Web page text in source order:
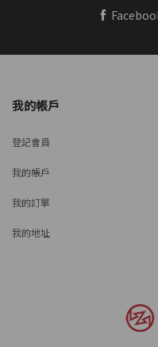
我的帳戶
登記會員
我的帳戶
我的訂單
我的地址